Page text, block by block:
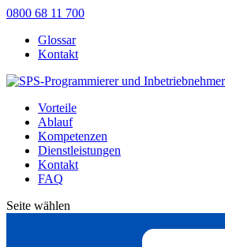
0800 68 11 700
Glossar
Kontakt
Vorteile
Ablauf
Kompetenzen
Dienstleistungen
Kontakt
FAQ
Seite wählen